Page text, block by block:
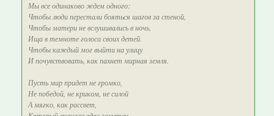
Мы все одинаково ждем одного:
Чтобы люди перестали бояться шагов за стеной,
Чтобы матери не вслушивались в ночь,
Ища в темноте голоса своих детей.
Чтобы каждый мог выйти на улицу
И почувствовать, как пахнет мирная земля.
Пусть мир придет не громко,
Не победой, не криком, не силой
А мягко, как рассвет,